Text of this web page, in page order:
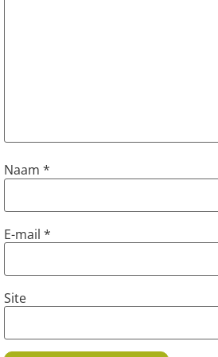
Naam *
E-mail *
Site